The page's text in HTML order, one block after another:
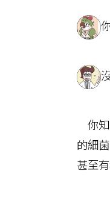
你知
的細
甚至